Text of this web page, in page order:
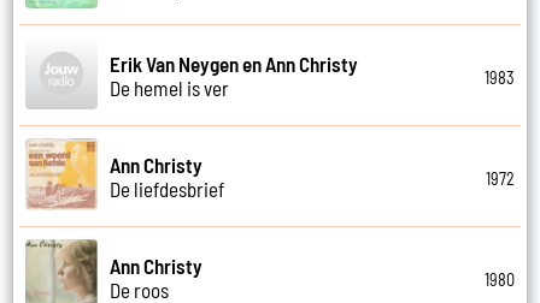
Erik Van Neygen en Ann Christy
De hemel is ver
1983
Ann Christy
De liefdesbrief
1972
Ann Christy
De roos
1980